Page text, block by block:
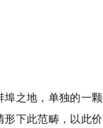
埠之地，单独的一颗
形下此范畴，以此价